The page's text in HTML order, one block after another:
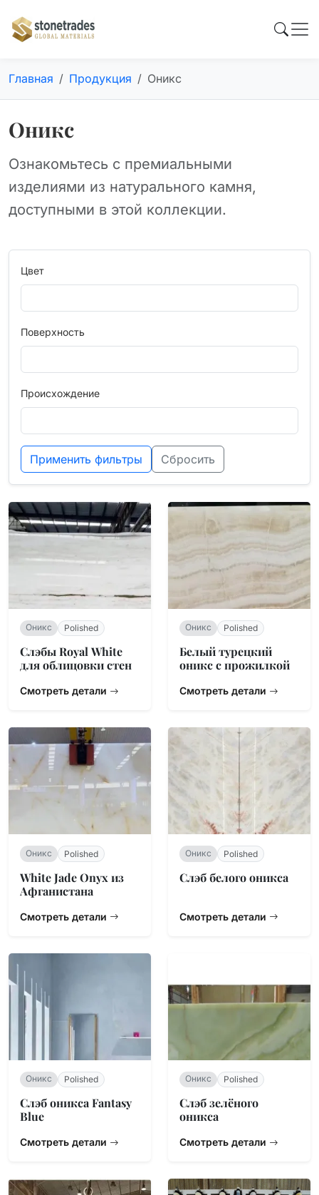
Главная Продукция Оникс
Оникс
Ознакомьтесь с премиальными
изделиями из натурального камня,
доступными в этой коллекции.
Цвет
Поверхность
Происхождение
Применить фильтры Сбросить
Оникс Polished
Слэбы Royal White
для облицовки стен
Смотреть детали
Оникс Polished
Белый турецкий
оникс с прожилкой
Смотреть детали
Оникс Polished
White Jade Onyx из
Афганистана
Смотреть детали
Оникс Polished
Слэб белого оникса
Смотреть детали
Оникс Polished
Слэб оникса Fantasy
Blue
Смотреть детали
Оникс Polished
Слэб зелёного
оникса
Смотреть детали